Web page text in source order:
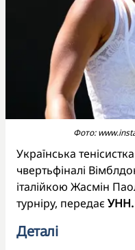
Фото:
Українська
чвертьфіналі
італійкою Жасмін
турніру, передає УНН.
Деталі